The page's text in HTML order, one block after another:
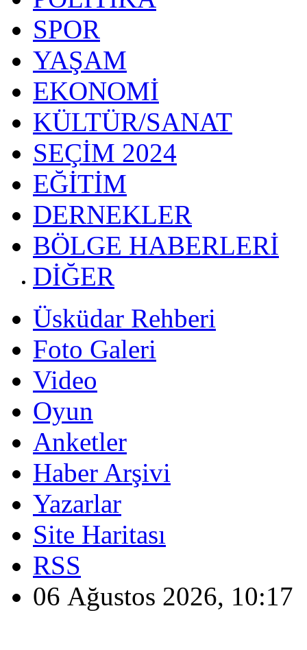
SPOR
YAŞAM
EKONOMİ
KÜLTÜR/SANAT
SEÇİM 2024
EĞİTİM
DERNEKLER
BÖLGE HABERLERİ
DİĞER
Üsküdar Rehberi
Foto Galeri
Video
Oyun
Anketler
Haber Arşivi
Yazarlar
Site Haritası
RSS
06 Ağustos 2026, 10:17